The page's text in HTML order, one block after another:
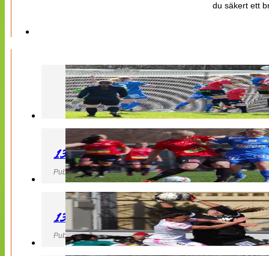
du säkert ett
130427 LB 07 – QBIK
Publicerad 27 April 2013, 22:40
130427 IF Limhamn Bunkeflo – QBIK
Publicerad 27 April 2013, 21:10